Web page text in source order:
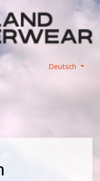
Deutsch